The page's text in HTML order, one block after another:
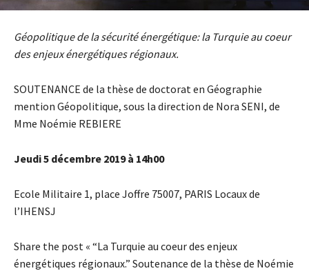
Géopolitique de la sécurité énergétique: la Turquie au coeur
des enjeux énergétiques régionaux.
SOUTENANCE de la thèse de doctorat en Géographie
mention Géopolitique, sous la direction de Nora SENI, de
Mme Noémie REBIERE
Jeudi 5 décembre 2019 à 14h00
Ecole Militaire 1, place Joffre 75007, PARIS Locaux de
l’IHENSJ
Share the post « “La Turquie au coeur des enjeux
énergétiques régionaux.” Soutenance de la thèse de Noémie